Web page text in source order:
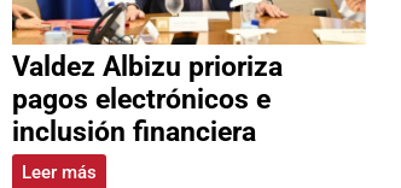
Valdez Albizu prioriza
pagos electrónicos e
inclusión financiera
Leer más